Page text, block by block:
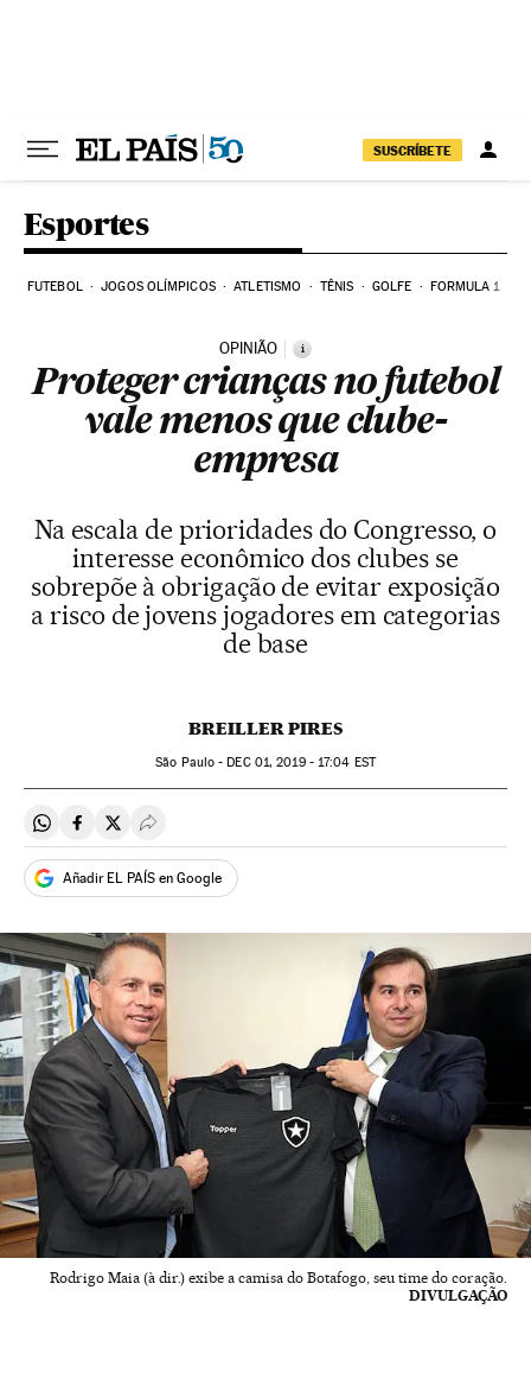
SUSCRÍBETE
Esportes
FUTEBOL JOGOS OLÍMPICOS ATLETISMO TÊNIS GOLFE FORMULA 1
OPINIÃO i
Proteger crianças no futebol
vale menos que clube-
empresa
Na escala de prioridades do Congresso, o
interesse econômico dos clubes se
sobrepõe à obrigação de evitar exposição
a risco de jovens jogadores em categorias
de base
BREILLER PIRES
São Paulo -DEC01, 2019 - 17:04 EST
Compartir en Whatsapp
Compartir en Facebook
Compartir en Twitter
Desplegar Redes Sociales
Añadir EL PAÍS en Google
Rodrigo Maia (à dir.) exibe a camisa do Botafogo, seu time do coração.
DIVULGAÇÃO